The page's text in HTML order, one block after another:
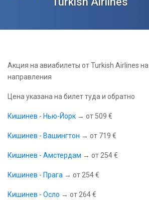
Акция на авиабилеты от Turkish Airlines
направления
Цена указана на билет туда и обратно
Кишинев - Нью-Йорк → от 509 €
Кишинев - Вашингтон → от 719 €
Кишинев - Амстердам → от 254 €
Кишинев - Прага → от 254 €
Кишинев - Осло → от 264 €